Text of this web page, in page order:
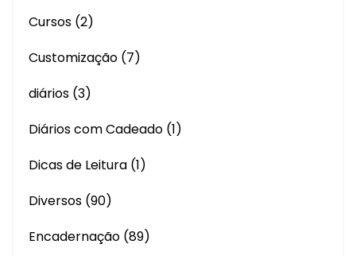
Cursos (2)
Customização (7)
diários (3)
Diários com Cadeado (1)
Dicas de Leitura (1)
Diversos (90)
Encadernação (89)